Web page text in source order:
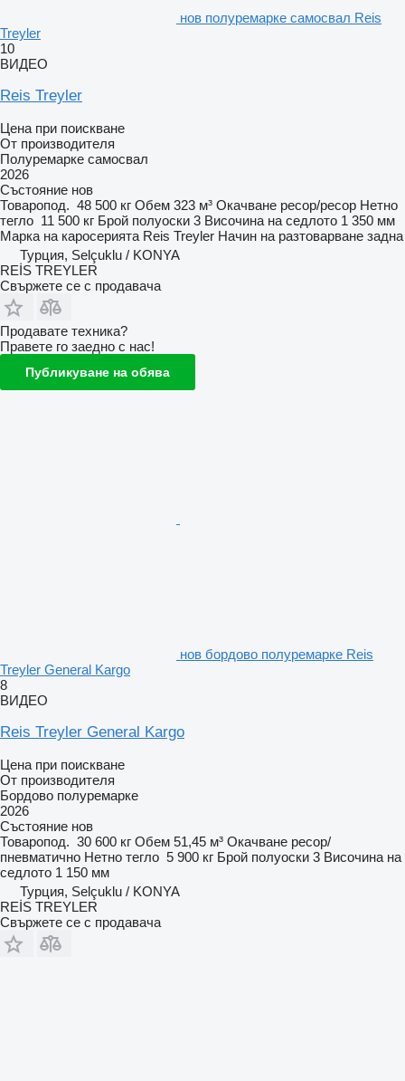
нов полуремарке самосвал Reis
Treyler
10
ВИДЕО
Reis Treyler
Цена при поискване
От производителя
Полуремарке самосвал
2026
Състояние нов
Товаропод. 48 500 кг Обем 323 м³ Окачване ресор/ресор Нетно
тегло 11 500 кг Брой полуоски 3 Височина на седлото 1 350 мм
Марка на каросерията Reis Treyler Начин на разтоварване задна
Турция, Selçuklu / KONYA
REİS TREYLER
Свържете се с продавача
Продавате техника?
Правете го заедно с нас!
Публикуване на обява
нов бордово полуремарке Reis
Treyler General Kargo
8
ВИДЕО
Reis Treyler General Kargo
Цена при поискване
От производителя
Бордово полуремарке
2026
Състояние нов
Товаропод. 30 600 кг Обем 51,45 м³ Окачване ресор/
пневматично Нетно тегло 5 900 кг Брой полуоски 3 Височина на
седлото 1 150 мм
Турция, Selçuklu / KONYA
REİS TREYLER
Свържете се с продавача